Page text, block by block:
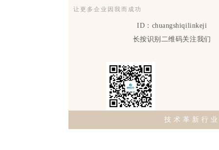
让更多企业因我而成功
ID：chuangshiqilinkeji
长按识别二维码关注我们
技术革新行